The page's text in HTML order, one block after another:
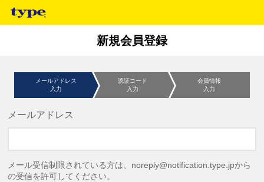
新規会員登録
メールアドレス
入力
認証コード
入力
会員情報
入力
メールアドレス
メール受信制限されている方は、noreply@notification.type.jpから
の受信を許可してください。